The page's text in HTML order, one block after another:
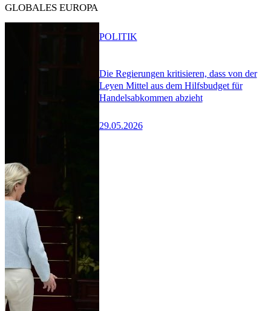
GLOBALES EUROPA
Die Regierungen kritisieren, dass von der
Leyen Mittel aus dem Hilfsbudget für
Handelsabkommen abzieht
29.05.2026
POLITIK